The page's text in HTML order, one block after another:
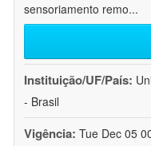
sensoriamento remo...
Instituição/UF/País:
- Brasil
Vigência: Tue Dec 05